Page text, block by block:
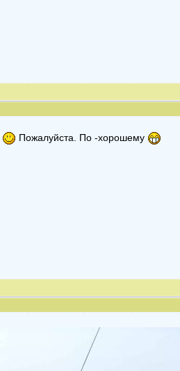
Пожалуйста. По -хорошему